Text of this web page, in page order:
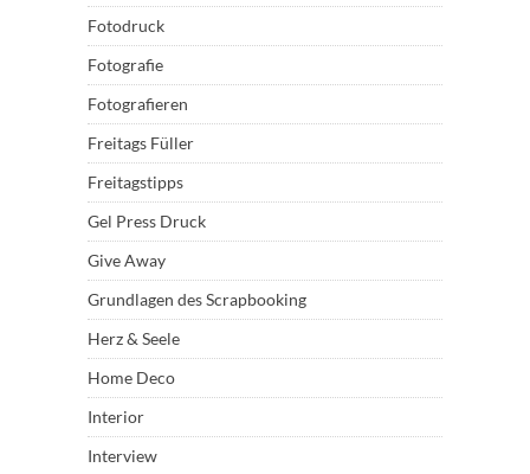
Fotodruck
Fotografie
Fotografieren
Freitags Füller
Freitagstipps
Gel Press Druck
Give Away
Grundlagen des Scrapbooking
Herz & Seele
Home Deco
Interior
Interview